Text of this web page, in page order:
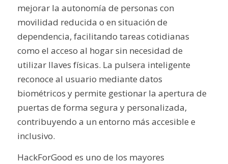
mejorar la autonomía de personas con
movilidad reducida o en situación de
dependencia, facilitando tareas cotidianas
como el acceso al hogar sin necesidad de
utilizar llaves físicas. La pulsera inteligente
reconoce al usuario mediante datos
biométricos y permite gestionar la apertura de
puertas de forma segura y personalizada,
contribuyendo a un entorno más accesible e
inclusivo.
HackForGood es uno de los mayores